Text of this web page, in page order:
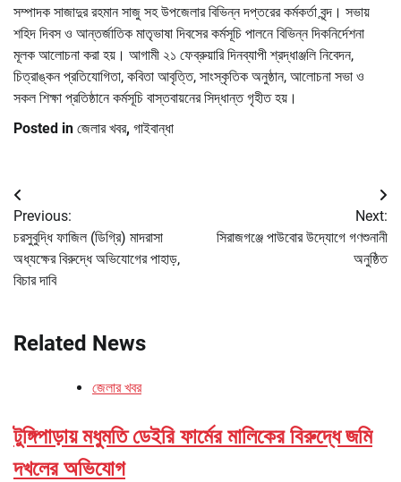
সম্পাদক সাজাদুর রহমান সাজু সহ উপজেলার বিভিন্ন দপ্তরের কর্মকর্তা বৃন্দ। সভায়
শহিদ দিবস ও আন্তর্জাতিক মাতৃভাষা দিবসের কর্মসূচি পালনে বিভিন্ন দিকনির্দেশনা
মূলক আলোচনা করা হয়। আগামী ২১ ফেব্রুয়ারি দিনব্যাপী শ্রদ্ধাঞ্জলি নিবেদন,
চিত্রাঙ্কন প্রতিযোগিতা, কবিতা আবৃত্তি, সাংস্কৃতিক অনুষ্ঠান, আলোচনা সভা ও
সকল শিক্ষা প্রতিষ্ঠানে কর্মসূচি বাস্তবায়নের সিদ্ধান্ত গৃহীত হয়।
Posted in জেলার খবর, গাইবান্ধা
Post
navigation
Previous:
চরসুবুদ্ধি ফাজিল (ডিগ্রি) মাদরাসা
অধ্যক্ষের বিরুদ্ধে অভিযোগের পাহাড়,
বিচার দাবি
Next:
সিরাজগঞ্জে পাউবোর উদ্যোগে গণশুনানী
অনুষ্ঠিত
Related News
জেলার খবর
টুঙ্গিপাড়ায় মধুমতি ডেইরি ফার্মের মালিকের বিরুদ্ধে জমি
দখলের অভিযোগ